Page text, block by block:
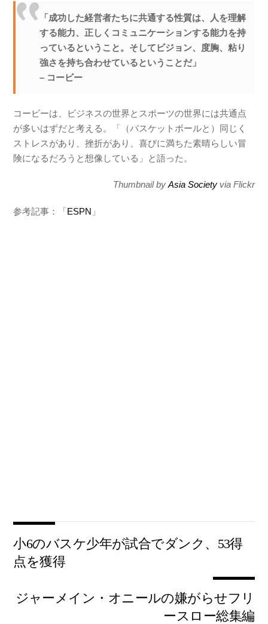
「成功した経営者たちに共通する性質は、人を理解
する能力、正しくコミュニケーションする能力を持
っているということ。そしてビジョン、度胸、粘り
強さを持ち合わせているということだ」
– コービー
コービーは、ビジネスの世界とスポーツの世界には共通点
が多いはずだと考える。「（バスケットボールと）同じく
ストレスがあり、挫折があり、喜びに満ちた素晴らしい冒
険になるだろうと想像している 」と語った。
Thumbnail by Asia Societyvia Flickr
参考記事：「ESPN 」
小6のバスケ少年が試合でダンク、53得
点を獲得
ジャーメイン・オニールの嫌がらせフリ
ースロー総集編